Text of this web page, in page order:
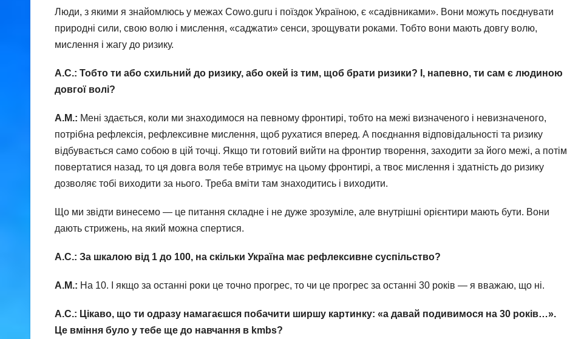
Люди, з якими я знайомлюсь у межах Cowo.guru і поїздок Україною, є «садівниками». Вони можуть поєднувати
природні сили, свою волю і мислення, «саджати» сенси, зрощувати роками. Тобто вони мають довгу волю,
мислення і жагу до ризику.
А.С.: Тобто ти або схильний до ризику, або окей із тим, щоб брати ризики? І, напевно, ти сам є людиною
довгої волі?
А.М.: Мені здається, коли ми знаходимося на певному фронтирі, тобто на межі визначеного і невизначеного,
потрібна рефлексія, рефлексивне мислення, щоб рухатися вперед. А поєднання відповідальності та ризику
відбувається само собою в цій точці. Якщо ти готовий вийти на фронтир творення, заходити за його межі, а потім
повертатися назад, то ця довга воля тебе втримує на цьому фронтирі, а твоє мислення і здатність до ризику
дозволяє тобі виходити за нього. Треба вміти там знаходитись і виходити.
Що ми звідти винесемо — це питання складне і не дуже зрозуміле, але внутрішні орієнтири мають бути. Вони
дають стрижень, на який можна спертися.
А.С.: За шкалою від 1 до 100, на скільки Україна має рефлексивне суспільство?
А.М.: На 10. І якщо за останні роки це точно прогрес, то чи це прогрес за останні 30 років — я вважаю, що ні.
А.С.: Цікаво, що ти одразу намагаєшся побачити ширшу картинку: «а давай подивимося на 30 років…».
Це вміння було у тебе ще до навчання в kmbs?